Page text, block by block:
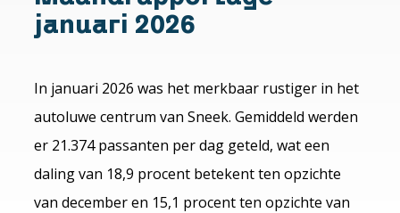
januari 2026
In januari 2026 was het merkbaar rustiger in het
autoluwe centrum van Sneek. Gemiddeld werden
er 21.374 passanten per dag geteld, wat een
daling van 18,9 procent betekent ten opzichte
van december en 15,1 procent ten opzichte van